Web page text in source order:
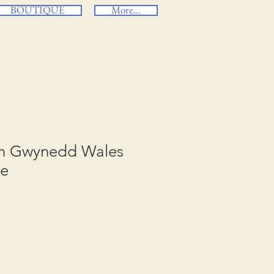
BOUTIQUE More...
Gwynedd Wales